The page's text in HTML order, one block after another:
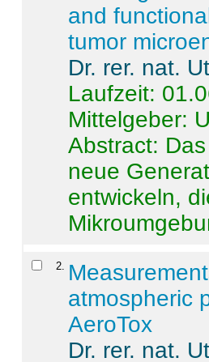
and
tumor
Dr. rer. nat.
Laufzeit:
Mittelgeber:
Abstract:
neue
entwickeln,
2
atmospheric
AeroTox
Dr. rer. nat.